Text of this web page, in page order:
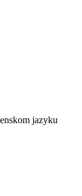
jazyku